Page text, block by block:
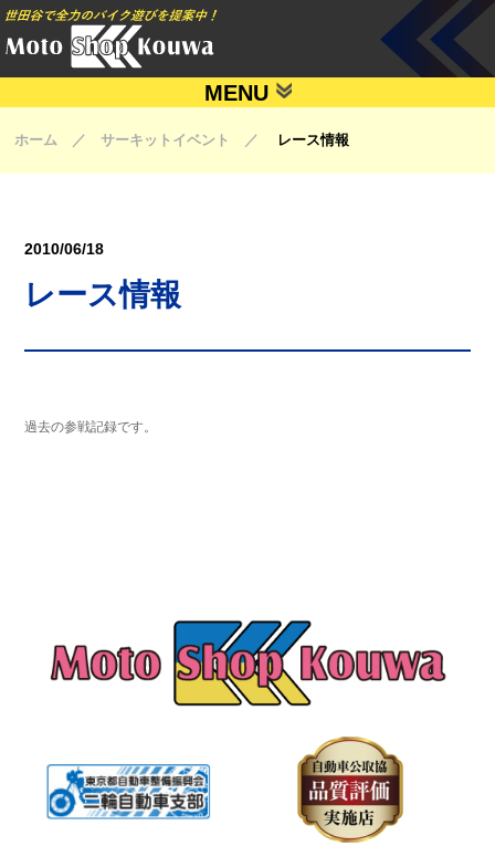
MENU
ホーム ／ サーキットイベント ／ レース情報
2010/06/18
レース情報
過去の参戦記録です。